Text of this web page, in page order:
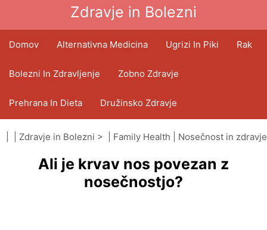
Zdravje in Bolezni
Domov Alternativna Medicina Ugrizi In Piki Rak
Bolezni In Zdravljenje Zobno Zdravje
Prehrana In Dieta Družinsko Zdravje
Zdravstveni Sektor Duševno Zdravje
Javno Zdravje In Varnost Operacije In Posegi
Zdravje in Bolezni > | Family Health Nosečnost in zdravje
Ali je krvav nos povezan z
nosečnostjo?